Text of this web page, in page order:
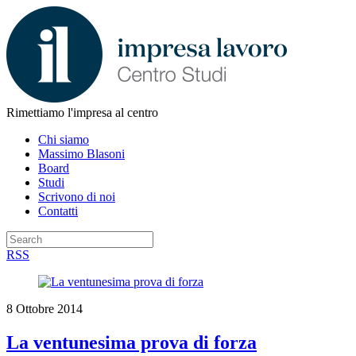
Rimettiamo l'impresa al centro
Chi siamo
Massimo Blasoni
Board
Studi
Scrivono di noi
Contatti
RSS
8 Ottobre 2014
La ventunesima prova di forza